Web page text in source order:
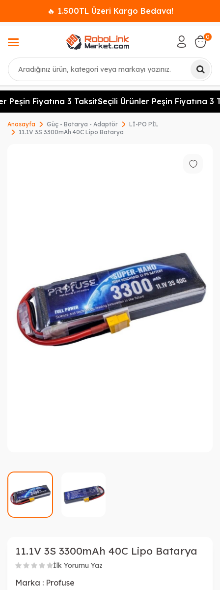
🔥 1.500TL Üzeri Kargo Bedava!
Ara
0
Peşin Fiyatına 3 TaksitSeçili Ürünler Peşin Fiyatına 3
Anasayfa Güç - Batarya - Adaptör
Lİ-PO PİL
11.1V 3S 3300mAh 40C Lipo Batarya
11.1V 3S 3300mAh 40C Lipo Batarya
İlk Yorumu Yaz
Marka : Profuse